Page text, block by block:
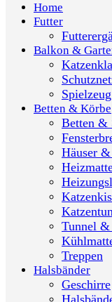
Home
Futter
Balkon &
Betten & Körbe
Betten &
Häuser
Tunnel &
Treppen
Halsbänder
Geschirre